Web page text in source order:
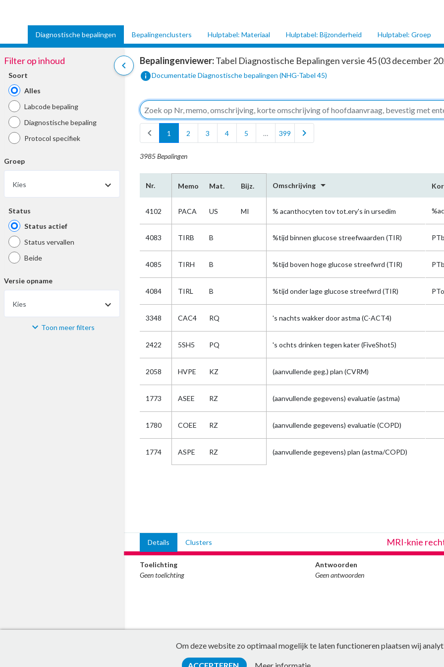
Diagnostische bepalingen Bepalingenclusters Hulptabel: Materiaal Hulptabel: Bijzonderheid Hulptabel: Groep
chevron_left
Filter op inhoud
Soort
Alles
Labcode bepaling
Diagnostische bepaling
Protocol specifiek
Groep
Kies
Status
Status actief
Status vervallen
Beide
Versie opname
Kies
Materiaal Toon meer filters
Bepalingenviewer:Tabel Diagnostische Bepalingen versie 45 (03 december
infoDocumentatie Diagnostische bepalingen (NHG-Tabel 45)
chevron_left
1 2 3 4 5 … 399 chevron_right
3985 Bepalingen
Nr. Memo Mat. Bijz. Omschrijving arrow_drop_down
4102 PACA US MI % acanthocyten tov tot.ery's in ursedim
4083 TIRB B %tijd binnen glucose streefwaarden (TIR)
4085 TIRH B %tijd boven hoge glucose streefwrd (TIR)
4084 TIRL B %tijd onder lage glucose streefwrd (TIR)
3348 CAC4 RQ 's nachts wakker door astma (C-ACT4)
2422 5SH5 PQ 's ochts drinken tegen kater (FiveShot5)
2058 HVPE KZ (aanvullende geg.) plan (CVRM)
1773 ASEE RZ (aanvullende gegevens) evaluatie (astma)
1780 COEE RZ (aanvullende gegevens) evaluatie (COPD)
1774 ASPE RZ (aanvullende gegevens) plan (astma/COPD)
Details Clusters MRI-knie
Toelichting
Geen toelichting
Antwoorden
Geen antwoorden
Om deze website zo optimaal mogelijk te laten functioneren plaatsen wij